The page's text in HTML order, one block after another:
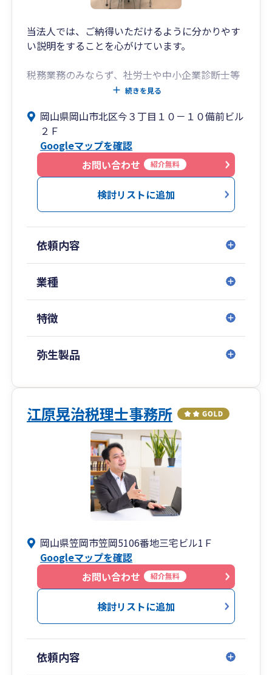
ています。
当法人では、ご納得いただけるように分かりやす
い説明をすることを心がけています。
税務業務のみならず、社労士や中小企業診断士等
の専門家と提携して、補助金や助成金の活用もご
また経営計画の策定や、売上や利益の改善のため
の予算策定、黒字化に向けての各種分析も実施
し、御社の発展に貢献します。
クラウド会計の導入による経理業務や給与計算の
効率化の支援も実施しており、記帳代行も承って
います。
続きを見る
岡山県岡山市北区今３丁目１０－１０備前ビル
２Ｆ
Googleマップを確認
お問い合わせ
紹介無料
検討リストに追加
依頼内容
業種
特徴
弥生製品
江原晃治税理士事務所
岡山県笠岡市笠岡5106番地三宅ビル1Ｆ
Googleマップを確認
お問い合わせ
紹介無料
検討リストに追加
依頼内容